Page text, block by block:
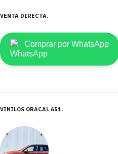
VENTA DIRECTA
Comprar por WhatsApp
VINILOS ORACAL 651